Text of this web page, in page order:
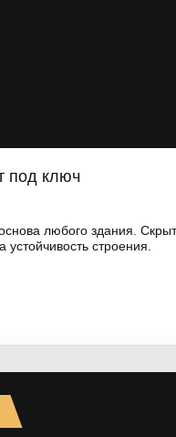
под ключ
любого здания.
устойчивость строения.